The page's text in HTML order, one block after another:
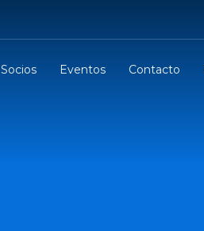
Socios Eventos Contacto